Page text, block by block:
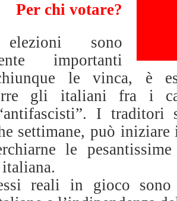
Per chi votare?
elezioni sono
importanti
le vinca, è
gli italiani fra i
I traditori
settimane, può
le
reali in gioco